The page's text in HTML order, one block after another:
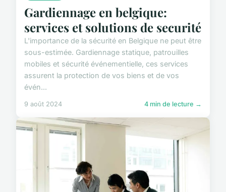
Gardiennage en belgique:
services et solutions de securité
L'importance de la sécurité en Belgique ne peut être
sous-estimée. Gardiennage statique, patrouilles
mobiles et sécurité événementielle, ces services
assurent la protection de vos biens et de vos
évén...
9 août 2024 4 min de lecture →